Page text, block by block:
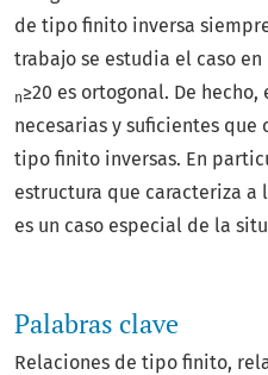
Palabras clave
Relaciones de tipo finito
de tipo finito inversa
trabajo se estudia el caso
n≥20 es ortogonal. De
necesarias y suficientes que
tipo finito inversas. En
estructura que caracteriza a
es un caso especial de la